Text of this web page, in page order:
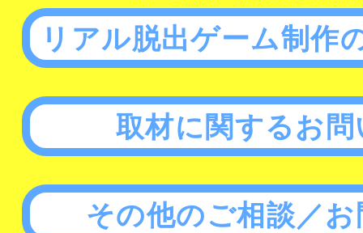
リアル脱出ゲーム制作
取材に関するお
その他のご相談／